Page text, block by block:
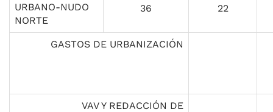
URBANO-NUDO
NORTE
36 22
GASTOS DE URBANIZACIÓN
VAV Y REDACCIÓN DE